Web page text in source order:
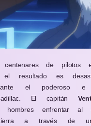
centenares de pilotos
el resultado es
el poderoso e
El capitán
enfrentar al
a través de